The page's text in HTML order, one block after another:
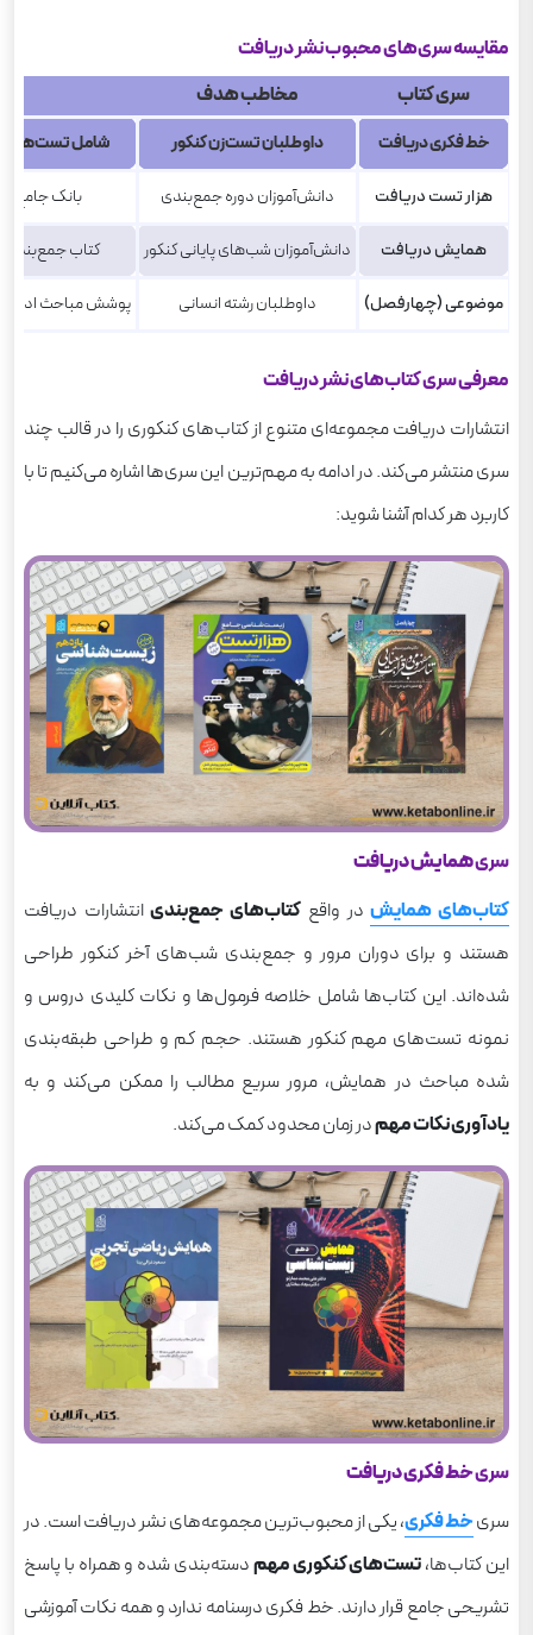
مقایسه سری‌های محبوب نشر دریافت
سری کتاب
مخاطب هدف
خط فکری دریافت داوطلبان تست‌زن کنکور شامل تست‌های
هزار تست دریافت دانش‌آموزان دوره جمع‌بندی بانک جامع آزمون‌های
همایش دریافت دانش‌آموزان شب‌های پایانی کنکور کتاب جمع‌بندی
موضوعی (چهارفصل) داوطلبان رشته انسانی پوشش مباحث
معرفی سری کتاب‌های نشر دریافت
انتشارات دریافت مجموعه‌ای متنوع از کتاب‌های کنکوری را در قالب چند
سری منتشر می‌کند. در ادامه به مهم‌ترین این سری‌ها اشاره می‌کنیم تا با
کاربرد هر کدام آشنا شوید:
سریهمایش دریافت
کتاب‌های همایشدر واقع کتاب‌های جمع‌بندیانتشارات دریافت
هستند و برای دوران مرور و جمع‌بندی شب‌های آخر کنکور طراحی
شده‌اند. این کتاب‌ها شامل خلاصه فرمول‌ها و نکات کلیدی دروس و
نمونه تست‌های مهم کنکور هستند. حجم کم و طراحی طبقه‌بندی
شده مباحث در همایش، مرور سریع مطالب را ممکن می‌کند و به
یادآوری نکات مهمدر زمان محدود کمک می‌کند.
سریخط فکری دریافت
سریخط فکری، یکی از محبوب‌ترین مجموعه‌های نشر دریافت است. در
این کتاب‌ها،تست‌های کنکوری مهمدسته‌بندی شده و همراه با پاسخ
تشریحی جامع قرار دارند. خط فکری درسنامه ندارد و همه نکات آموزشی